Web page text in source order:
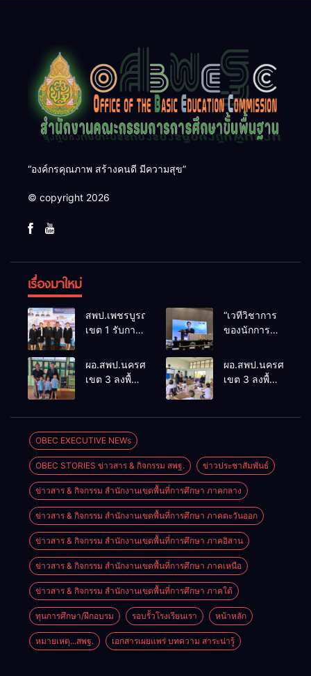
“องค์กรคุณภาพ สร้างคนดี มีความสุข”
© copyright 2026
เรื่องมาใหม่
สพป.เพชรบูรณ์
เขต 1 รับการ
ประเมินผล
เชิงประจักษ์
ต้นแบบ”
ระดับประเทศ
รุ่นที่ 3 ประจำ
ปีงบประมาณ
พ.ศ. 2569
“เวทีวิชาการ
ของนักการ
ThaiCER
International
Research
(ThaiCER)
2026
ผอ.สพป.นครศรีธรรมราช
เขต 3 ลงพื้นที่
ปากพนัง
ผอ.สพป.นครศรีธรร
เขต 3 ลงพื้นที่
OBEC EXECUTIVE NEWs
OBEC STORIES ข่าวสาร & กิจกรรม สพฐ. ข่าวประชาสัมพันธ์
ข่าวสาร & กิจกรรม สำนักงานเขตพื้นที่การศึกษา ภาคกลาง
ข่าวสาร & กิจกรรม สำนักงานเขตพื้นที่การศึกษา ภาคตะวันออก
ข่าวสาร & กิจกรรม สำนักงานเขตพื้นที่การศึกษา ภาคอิสาน
ข่าวสาร & กิจกรรม สำนักงานเขตพื้นที่การศึกษา ภาคเหนือ
ข่าวสาร & กิจกรรม สำนักงานเขตพื้นที่การศึกษา ภาคใต้
ทุนการศึกษา/ฝึกอบรม รอบรั้วโรงเรียนเรา หน้าหลัก
หมายเหตุ...สพฐ. เอกสารเผยแพร่ บทความ สาระน่ารู้